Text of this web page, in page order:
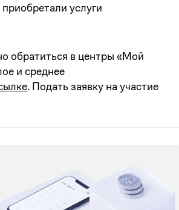
услуги
обратиться в центры «Мой
и среднее
. Подать заявку на участие